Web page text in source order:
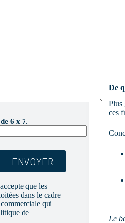
De
Plus
ces
Le
6 x 7.
que les
dans le cadre
qui
de